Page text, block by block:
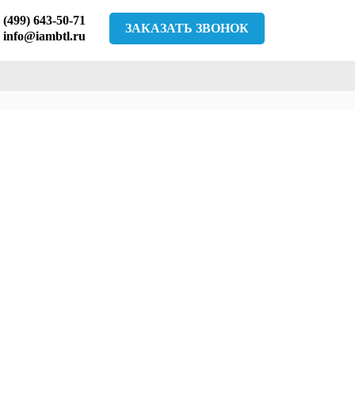
ЗАКАЗАТЬ ЗВОНОК
(499) 643-50-71
info@iambtl.ru